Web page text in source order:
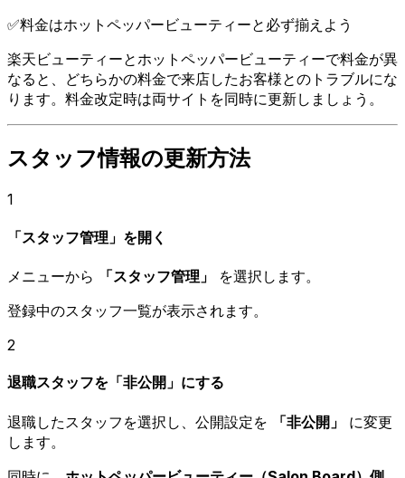
✅料金はホットペッパービューティーと必ず揃えよう
楽天ビューティーとホットペッパービューティーで料金が異
なると、どちらかの料金で来店したお客様とのトラブルにな
ります。料金改定時は両サイトを同時に更新しましょう。
スタッフ情報の更新方法
1
「スタッフ管理」を開く
メニューから 「スタッフ管理」
を選択します。
登録中のスタッフ一覧が表示されます。
2
退職スタッフを「非公開」にする
退職したスタッフを選択し、公開設定を 「非公開」
に変更
します。